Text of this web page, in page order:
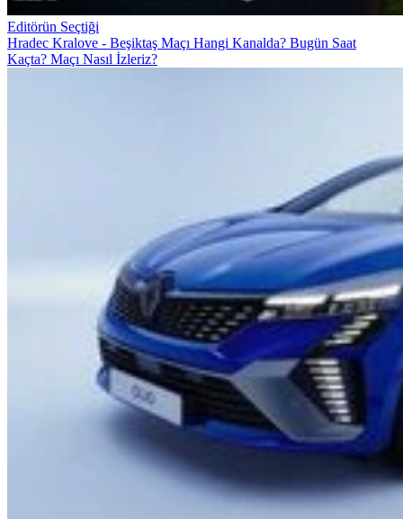
Editörün Seçtiği
Hradec Kralove - Beşiktaş Maçı Hangi Kanalda? Bugün Saat
Kaçta? Maçı Nasıl İzleriz?